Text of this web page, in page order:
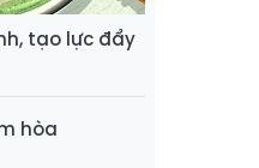
tạo lực đẩy
hòa